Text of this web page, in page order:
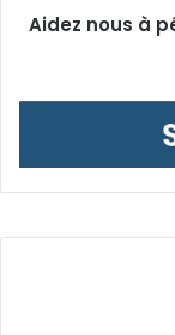
Aidez nous à